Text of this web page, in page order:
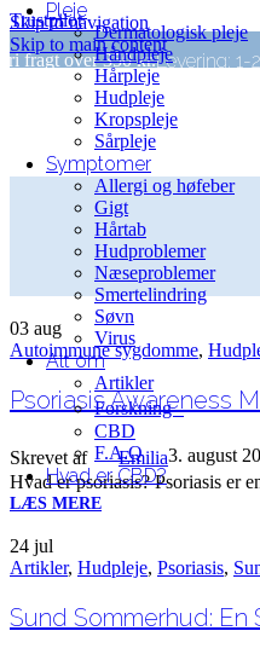
Trustpilot
Skip to navigation
Skip to main content
fragt over 350 kr.Levering: 1-
Pleje
Dermatologisk pleje
Håndpleje
Hårpleje
Hudpleje
Kropspleje
Sårpleje
Symptomer
Allergi og høfeber
Gigt
Hårtab
Hudproblemer
Næseproblemer
Smertelindring
Søvn
Virus
Alt om
Artikler
Forskning
CBD
F.A.Q
Hvad er CBD?
03 aug
Autoimmune sygdomme,
Psoriasis Awareness
Skrevet af Emilia3. august
Hvad er psoriasis? Psoriasis er
LÆS MERE
24 jul
Artikler, Hudpleje, Psoriasis,
Sund Sommerhud: